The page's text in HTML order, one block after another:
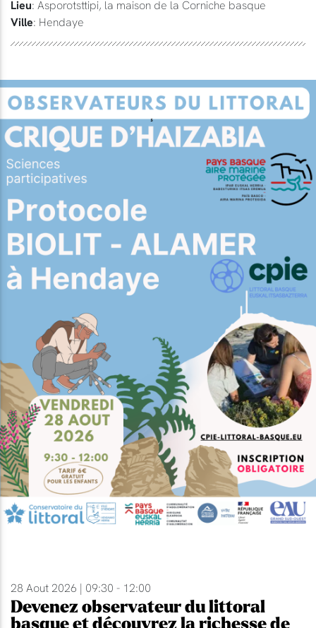
Lieu: Asporotsttipi, la maison de la Corniche basque
Ville: Hendaye
28 Aout 2026 | 09:30 - 12:00
Devenez observateur du littoral